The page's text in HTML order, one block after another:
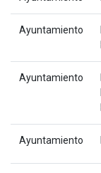
Ayuntamiento
Ayuntamiento
Ayuntamiento